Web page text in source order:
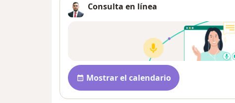
Consulta en línea
Disponibilidad
Mostrar el calendario